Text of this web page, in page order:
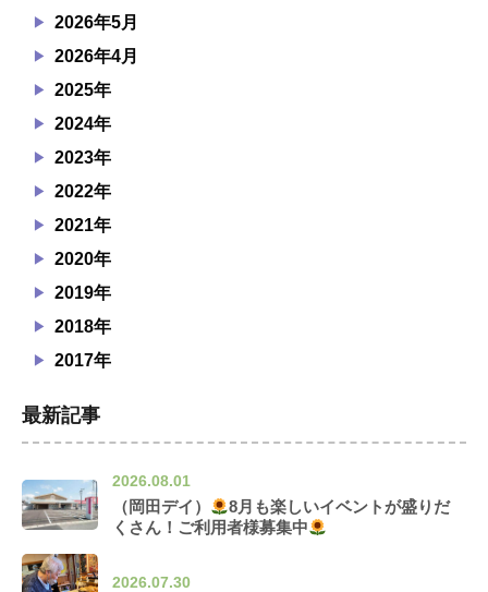
2026年5月
2026年4月
2025年
2024年
2023年
2022年
2021年
2020年
2019年
2018年
2017年
最新記事
2026.08.01
（岡田デイ）
8月も楽しいイベントが盛りだ
くさん！ご利用者様募集中
2026.07.30